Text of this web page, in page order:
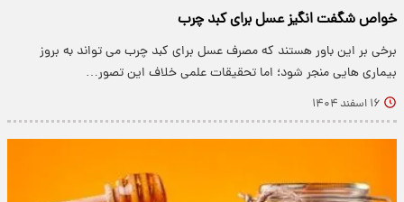
خواص شگفت انگیز عسل برای کبد چرب
برخی بر این باور هستند که مصرف عسل برای کبد چرب می تواند به بروز
بیماری هایی منجر شود؛ اما تحقیقات علمی خلاف این تصور…
۱۶ اسفند ۱۴۰۴